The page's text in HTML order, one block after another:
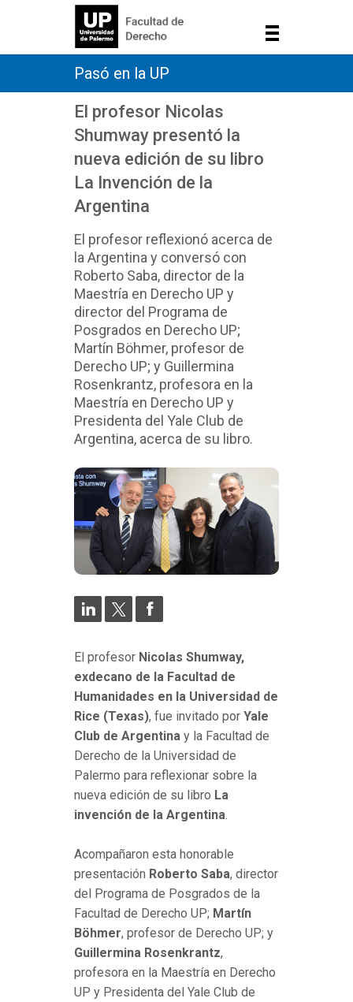
Pasó en la UP
El profesor Nicolas
Shumway presentó la
nueva edición de su libro
La Invención de la
Argentina
El profesor reflexionó acerca de
la Argentina y conversó con
Roberto Saba, director de la
Maestría en Derecho UP y
director del Programa de
Posgrados en Derecho UP;
Martín Böhmer, profesor de
Derecho UP; y Guillermina
Rosenkrantz, profesora en la
Maestría en Derecho UP y
Presidenta del Yale Club de
Argentina, acerca de su libro.
El profesor Nicolas Shumway,
exdecano de la Facultad de
Humanidades en la Universidad de
Rice (Texas), fue invitado por Yale
Club de Argentina y la Facultad de
Derecho de la Universidad de
Palermo para reflexionar sobre la
nueva edición de su libro La
invención de la Argentina.
Acompañaron esta honorable
presentación Roberto Saba, director
del Programa de Posgrados de la
Facultad de Derecho UP; Martín
Böhmer, profesor de Derecho UP; y
Guillermina Rosenkrantz,
profesora en la Maestría en Derecho
UP y Presidenta del Yale Club de